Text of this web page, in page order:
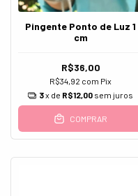
Pingente Ponto de Luz 1
cm
R$36,00
R$34,92 com Pix
3x de R$12,00 sem juros
COMPRAR